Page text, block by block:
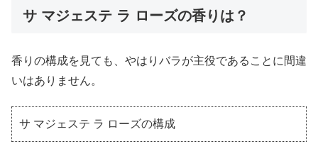
サ マジェステ ラ ローズの香りは？
香りの構成を見ても、やはりバラが主役であることに間違
いはありません。
サ マジェステ ラ ローズの構成